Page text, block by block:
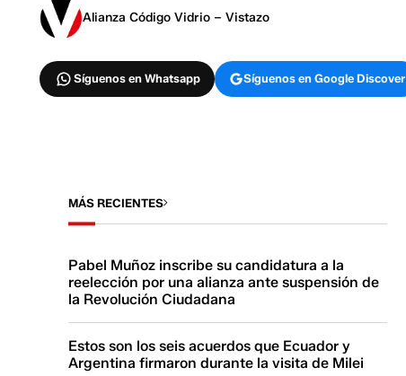
Alianza Código Vidrio – Vistazo
Síguenos en Whatsapp Síguenos en Google Discover
MÁS RECIENTES
Pabel Muñoz inscribe su candidatura a la
reelección por una alianza ante suspensión de
la Revolución Ciudadana
Estos son los seis acuerdos que Ecuador y
Argentina firmaron durante la visita de Milei